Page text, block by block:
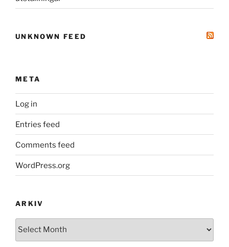
UNKNOWN FEED
META
Log in
Entries feed
Comments feed
WordPress.org
ARKIV
Arkiv